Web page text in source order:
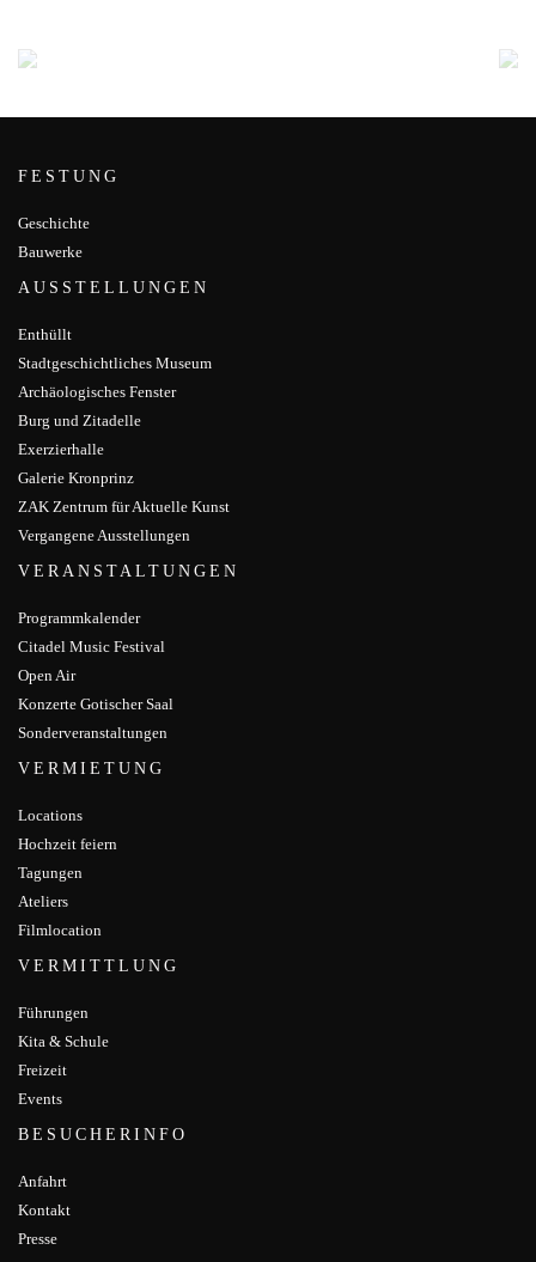
FESTUNG
Geschichte
Bauwerke
AUSSTELLUNGEN
Enthüllt
Stadtgeschichtliches Museum
Archäologisches Fenster
Burg und Zitadelle
Exerzierhalle
Galerie Kronprinz
ZAK Zentrum für Aktuelle Kunst
Vergangene Ausstellungen
VERANSTALTUNGEN
Programmkalender
Citadel Music Festival
Open Air
Konzerte Gotischer Saal
Sonderveranstaltungen
VERMIETUNG
Locations
Hochzeit feiern
Tagungen
Ateliers
Filmlocation
VERMITTLUNG
Führungen
Kita & Schule
Freizeit
Events
BESUCHERINFO
Anfahrt
Kontakt
Presse